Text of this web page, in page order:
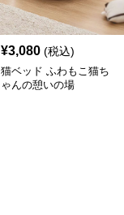
¥3,080 (税込)
猫ベッド ふわもこ猫ち
ゃんの憩いの場